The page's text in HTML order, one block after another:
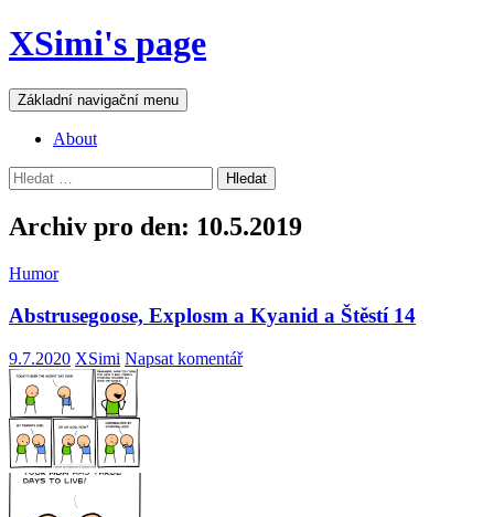
Přejít
k
webu
XSimi's page
Hledat
Základní navigační menu
About
Vyhledávání
Archiv pro den: 10.5.2019
Humor
Abstrusegoose, Explosm a Kyanid a Štěstí 14
9.7.2020 XSimi Napsat komentář